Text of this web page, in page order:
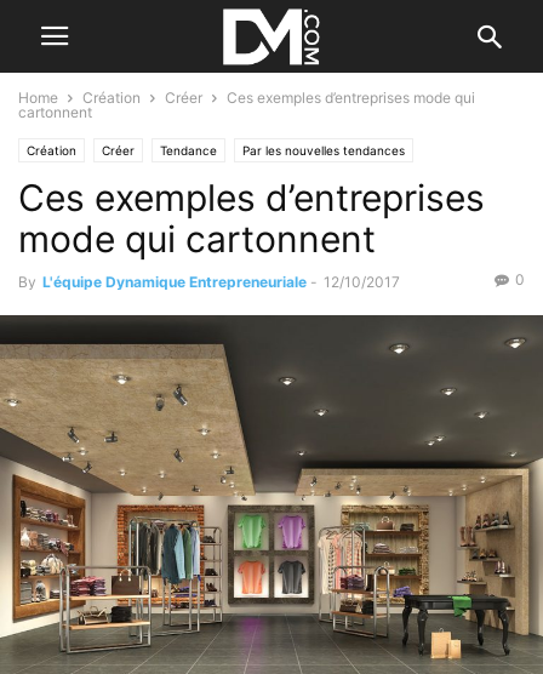
Home Création Créer
Ces exemples d’entreprises mode qui
cartonnent
Création Créer Tendance Par les nouvelles tendances
Ces exemples d’entreprises
mode qui cartonnent
By L'équipe Dynamique Entrepreneuriale - 12/10/2017 0